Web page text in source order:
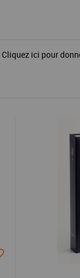
Cliquez ici pour